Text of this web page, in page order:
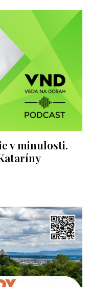
v minulosti.